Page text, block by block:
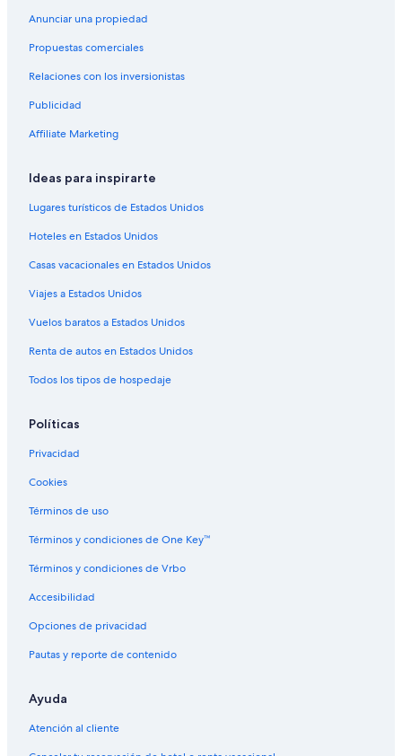
Moteles en Calgary
Residencias en Calgary
Casas de ciudad en Northeast Calgary
Hoteles con concierge en Northeast Calgary
Hoteles baratos en Northeast Calgary
Hoteles en Banff Trail
Hoteles en Capitol Hill
Hoteles en Balzac
Hoteles en Panorama Hills
Anunciar una propiedad
Propuestas comerciales
Relaciones con los inversionistas
Publicidad
Affiliate Marketing
Ideas para inspirarte
Lugares turísticos de Estados Unidos
Hoteles en Estados Unidos
Casas vacacionales en Estados Unidos
Viajes a Estados Unidos
Vuelos baratos a Estados Unidos
Renta de autos en Estados Unidos
Todos los tipos de hospedaje
Políticas
Privacidad
Cookies
Términos de uso
Términos y condiciones de One Key™
Términos y condiciones de Vrbo
Accesibilidad
Opciones de privacidad
Pautas y reporte de contenido
Ayuda
Atención al cliente